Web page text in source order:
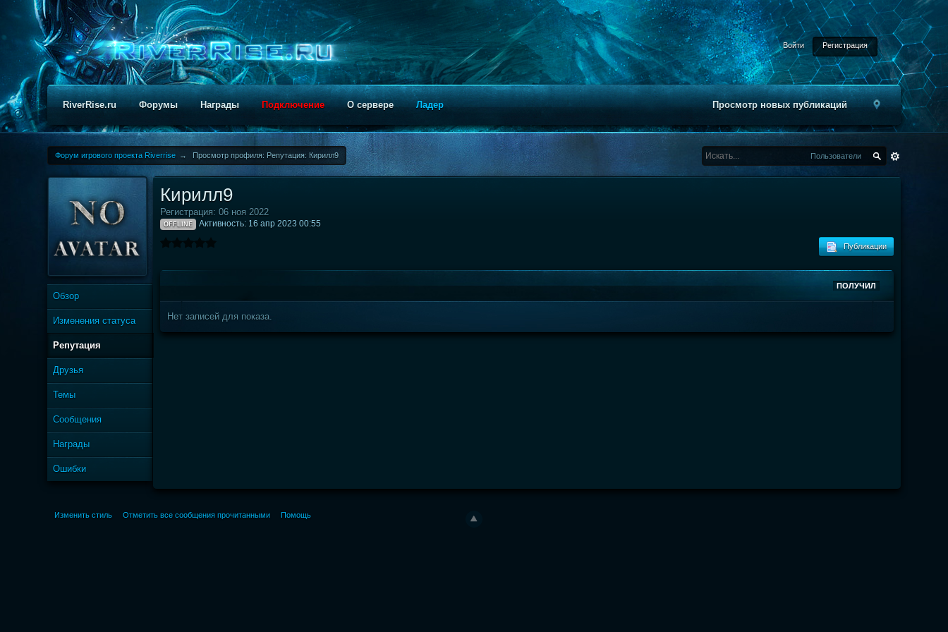
Войти Регистрация
Просмотр новых публикаций
RiverRise.ru Форумы Награды Подключение О сервере Ладер
Форум игрового проекта Riverrise → Просмотр профиля: Репутация: Кирилл9 Пользователи
Обзор
Изменения статуса
Репутация
Друзья
Темы
Сообщения
Награды
Ошибки
Кирилл9
Регистрация: 06 ноя 2022
OFFLINE Активность: 16 апр 2023 00:55
Публикации
ПОЛУЧИЛ
Нет записей для показа.
Изменить стиль Отметить все сообщения прочитанными Помощь